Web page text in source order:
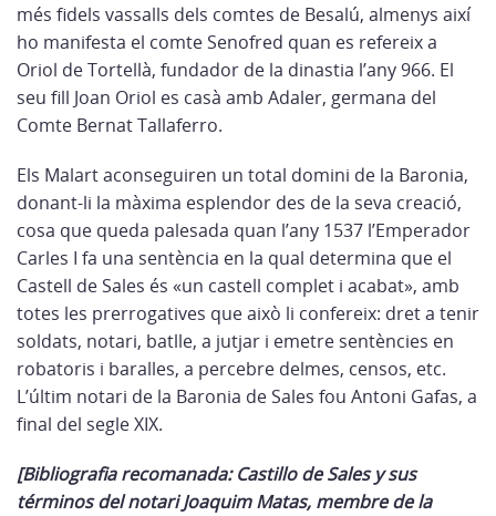
més fidels vassalls dels comtes de Besalú, almenys així
ho manifesta el comte Senofred quan es refereix a
Oriol de Tortellà, fundador de la dinastia l’any 966. El
seu fill Joan Oriol es casà amb Adaler, germana del
Comte Bernat Tallaferro.
Els Malart aconseguiren un total domini de la Baronia,
donant-li la màxima esplendor des de la seva creació,
cosa que queda palesada quan l’any 1537 l’Emperador
Carles I fa una sentència en la qual determina que el
Castell de Sales és «un castell complet i acabat», amb
totes les prerrogatives que això li confereix: dret a tenir
soldats, notari, batlle, a jutjar i emetre sentències en
robatoris i baralles, a percebre delmes, censos, etc.
L’últim notari de la Baronia de Sales fou Antoni Gafas, a
final del segle XIX.
[Bibliografia recomanada: Castillo de Sales y sus
términos del notari Joaquim Matas, membre de la